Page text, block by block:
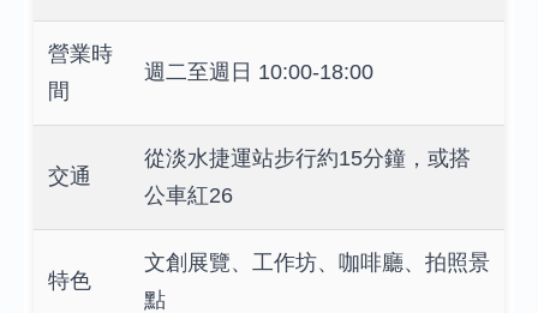
營業時
間
週二至週日 10:00-18:00
交通
從淡水捷運站步行約15分鐘，或搭
公車紅26
特色
文創展覽、工作坊、咖啡廳、拍照景
點